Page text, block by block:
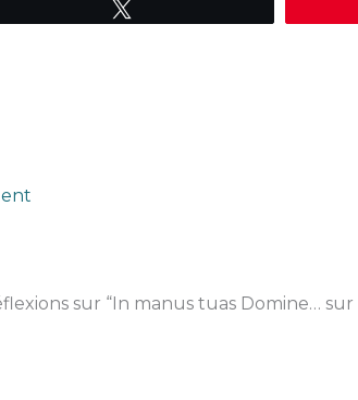
sur “In manus tuas Domine…